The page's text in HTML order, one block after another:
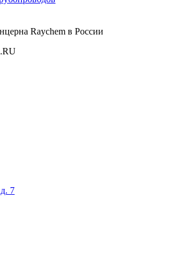
Raychem в России
7